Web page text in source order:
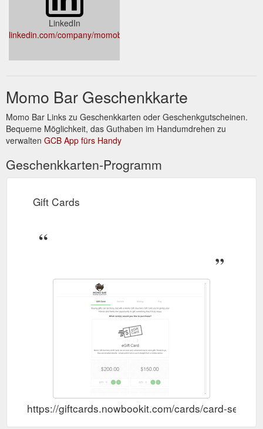
LinkedIn
linkedin.com/company/momobar
Momo Bar Geschenkkarte
Momo Bar Links zu Geschenkkarten oder Geschenkgutscheinen.
Bequeme Möglichkeit, das Guthaben im Handumdrehen zu
verwalten GCB App fürs Handy
Geschenkkarten-Programm
Gift Cards
https://giftcards.nowbookit.com/cards/card-